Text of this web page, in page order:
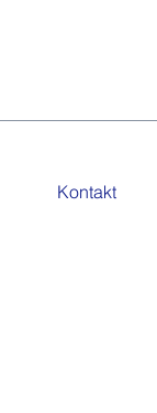
Kontakt